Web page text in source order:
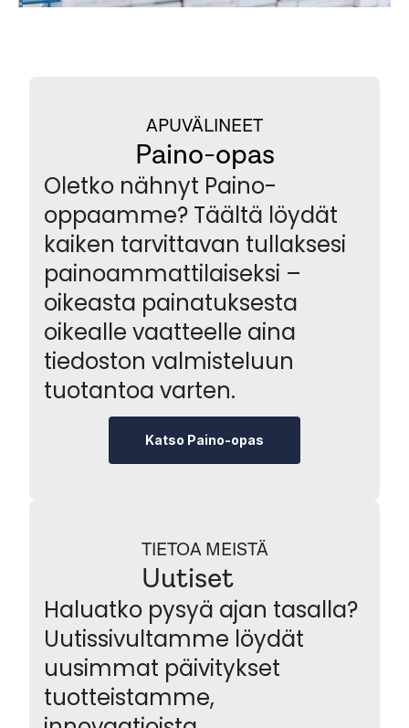
APUVÄLINEET
Paino-opas
Oletko nähnyt Paino-
oppaamme? Täältä löydät
kaiken tarvittavan tullaksesi
painoammattilaiseksi –
oikeasta painatuksesta
oikealle vaatteelle aina
tiedoston valmisteluun
tuotantoa varten.
Katso Paino-opas
TIETOA MEISTÄ
Uutiset
Haluatko pysyä ajan tasalla?
Uutissivultamme löydät
uusimmat päivitykset
tuotteistamme,